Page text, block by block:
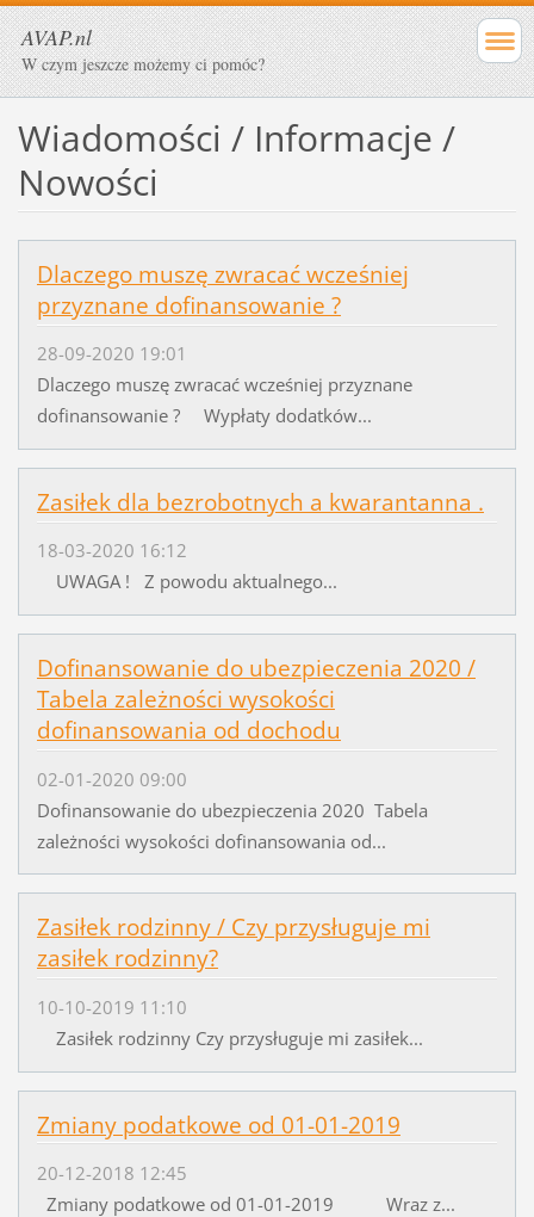
AVAP.nl
W czym jeszcze możemy ci pomóc?
Wiadomości / Informacje /
Nowości
Dlaczego muszę zwracać wcześniej
przyznane dofinansowanie ?
28-09-2020 19:01
Dlaczego muszę zwracać wcześniej przyznane
dofinansowanie ? Wypłaty dodatków...
Zasiłek dla bezrobotnych a kwarantanna .
18-03-2020 16:12
UWAGA ! Z powodu aktualnego...
Dofinansowanie do ubezpieczenia 2020 /
Tabela zależności wysokości
dofinansowania od dochodu
02-01-2020 09:00
Dofinansowanie do ubezpieczenia 2020 Tabela
zależności wysokości dofinansowania od...
Zasiłek rodzinny / Czy przysługuje mi
zasiłek rodzinny?
10-10-2019 11:10
Zasiłek rodzinny Czy przysługuje mi zasiłek...
Zmiany podatkowe od 01-01-2019
20-12-2018 12:45
Zmiany podatkowe od 01-01-2019 Wraz z...